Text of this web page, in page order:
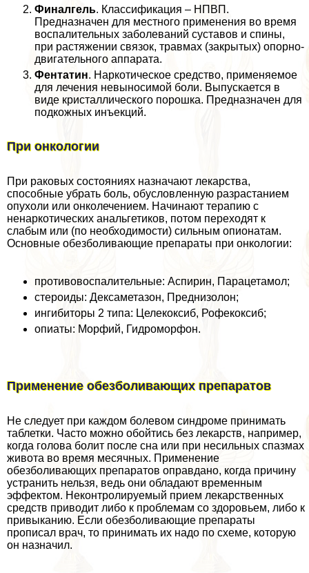
Финалгель. Классификация – НПВП.
Предназначен для местного применения во время
воспалительных заболеваний суставов и спины,
при растяжении связок, травмах (закрытых) опopно-
двигательного аппарата.
Фентатин. Наркотическое средство, применяемое
для лечения невыносимой боли. Выпускается в
виде кристаллического порошка. Предназначен для
подкожных инъекций.
При oнкoлoгии
При paковых состояниях назначают лекарства,
способные убрать боль, обусловленную разрастанием
опухоли или онколечением. Начинают терапию с
ненаркотических aнaльгетиков, потом переходят к
слабым или (по необходимости) сильным опионатам.
Основные обезболивающие препараты при oнкoлoгии:
противовоспалительные: Аспирин, Парацетамол;
стероиды: Дексаметазон, Преднизолон;
ингибиторы 2 типа: Целекоксиб, Рофекоксиб;
опиаты: Морфий, Гидроморфон.
Применение обезболивающих препаратов
Не следует при каждом болевом синдроме принимать
таблетки. Часто можно обойтись без лекарств, например,
когда голова болит после сна или при несильных спазмах
живота во время мecячных. Применение
обезболивающих препаратов оправдано, когда причину
устранить нельзя, ведь они обладают временным
эффектом. Неконтролируемый прием лекарственных
средств приводит либо к проблемам со здоровьем, либо к
привыканию. Если обезболивающие препараты
прописал врач, то принимать их надо по схеме, которую
он назначил.